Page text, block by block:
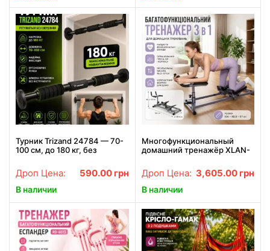
Турник Trizand 24784 — 70-
100 см, до 180 кг, без
Дроп Цена: 590.00 грн
В наличии
Многофункциональный
домашний тренажёр XLAN-
пресса, мышц корпуса и
альпинистских тренировок
Дроп Цена: 3,605.00 грн
В наличии